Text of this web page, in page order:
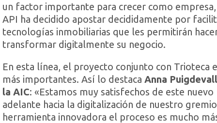
un factor importante para crecer como
API ha decidido apostar decididamente por
tecnologías inmobiliarias que les permitirán
transformar digitalmente su negocio.
En esta línea, el proyecto conjunto con Trioteca
más importantes. Así lo destaca Anna
la AIC: «Estamos muy satisfechos de este nuevo
adelante hacia la digitalización de nuestro
herramienta innovadora el proceso es mucho